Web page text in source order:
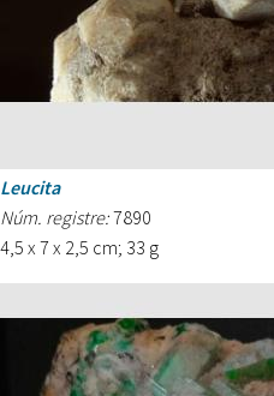
Leucita
Núm. registre:7890
4,5 x 7 x 2,5 cm; 33 g